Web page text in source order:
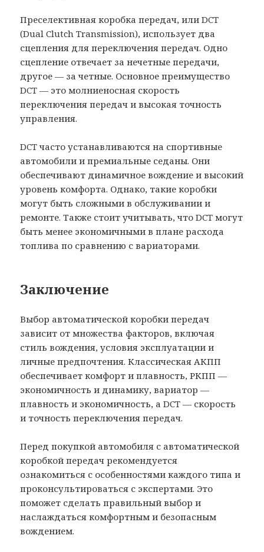
Преселективная коробка передач, или DCT
(Dual Clutch Transmission), использует два
сцепления для переключения передач. Одно
сцепление отвечает за нечетные передачи,
другое — за четные. Основное преимущество
DCT — это молниеносная скорость
переключения передач и высокая точность
управления.
DCT часто устанавливаются на спортивные
автомобили и премиальные седаны. Они
обеспечивают динамичное вождение и высокий
уровень комфорта. Однако, такие коробки
могут быть сложными в обслуживании и
ремонте. Также стоит учитывать, что DCT могут
быть менее экономичными в плане расхода
топлива по сравнению с вариаторами.
Заключение
Выбор автоматической коробки передач
зависит от множества факторов, включая
стиль вождения, условия эксплуатации и
личные предпочтения. Классическая АКПП
обеспечивает комфорт и плавность, РКПП —
экономичность и динамику, вариатор —
плавность и экономичность, а DCT — скорость
и точность переключения передач.
Перед покупкой автомобиля с автоматической
коробкой передач рекомендуется
ознакомиться с особенностями каждого типа и
проконсультироваться с экспертами. Это
поможет сделать правильный выбор и
наслаждаться комфортным и безопасным
вождением.